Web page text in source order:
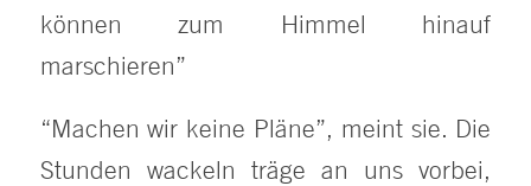
können zum Himmel hinauf
marschieren”
“Machen wir keine Pläne”, meint sie. Die
Stunden wackeln träge an uns vorbei,